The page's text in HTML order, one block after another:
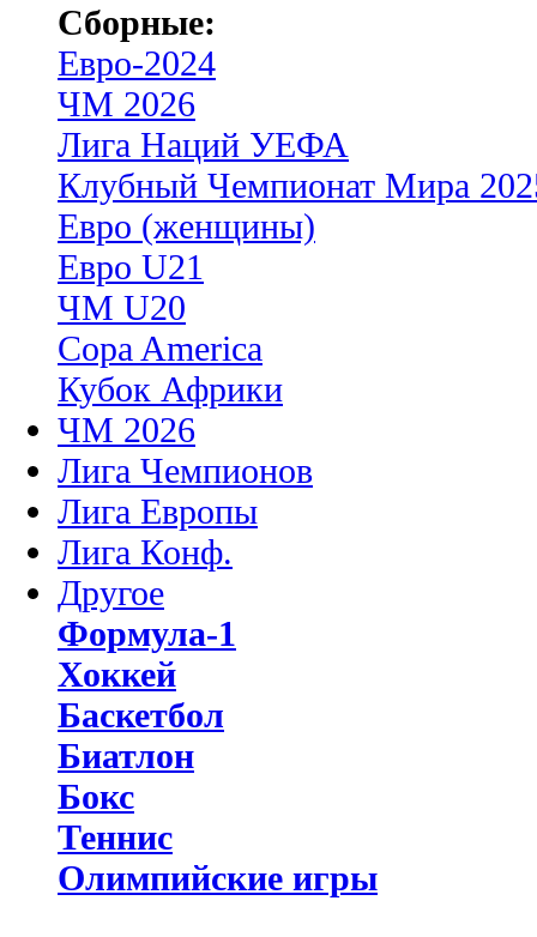
Сборные:
Евро-2024
ЧМ 2026
Лига Наций УЕФА
Клубный Чемпионат Мира
Евро (женщины)
Евро U21
ЧМ U20
Copa America
Кубок Африки
ЧМ 2026
Лига Чемпионов
Лига Европы
Лига Конф.
Другое
Формула-1
Хоккей
Баскетбол
Биатлон
Бокс
Теннис
Олимпийские игры